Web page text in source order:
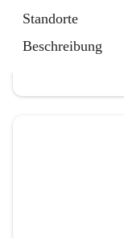
Standorte
Beschreibung